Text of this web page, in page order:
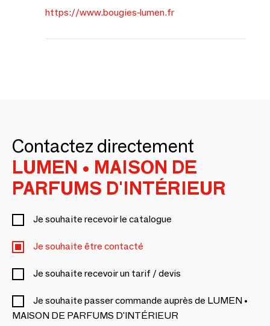
https://www.bougies-lumen.fr
Contactez directement
LUMEN • MAISON DE
PARFUMS D'INTÉRIEUR
Je souhaite recevoir le catalogue
Je souhaite être contacté
Je souhaite recevoir un tarif / devis
Je souhaite passer commande auprès de LUMEN •
MAISON DE PARFUMS D'INTÉRIEUR